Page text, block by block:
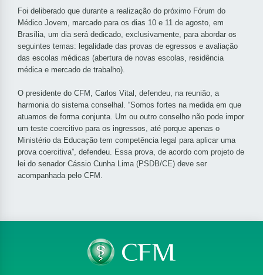
Foi deliberado que durante a realização do próximo Fórum do
Médico Jovem, marcado para os dias 10 e 11 de agosto, em
Brasília, um dia será dedicado, exclusivamente, para abordar os
seguintes temas: legalidade das provas de egressos e avaliação
das escolas médicas (abertura de novas escolas, residência
médica e mercado de trabalho).
O presidente do CFM, Carlos Vital, defendeu, na reunião, a
harmonia do sistema conselhal. “Somos fortes na medida em que
atuamos de forma conjunta. Um ou outro conselho não pode impor
um teste coercitivo para os ingressos, até porque apenas o
Ministério da Educação tem competência legal para aplicar uma
prova coercitiva”, defendeu. Essa prova, de acordo com projeto de
lei do senador Cássio Cunha Lima (PSDB/CE) deve ser
acompanhada pelo CFM.